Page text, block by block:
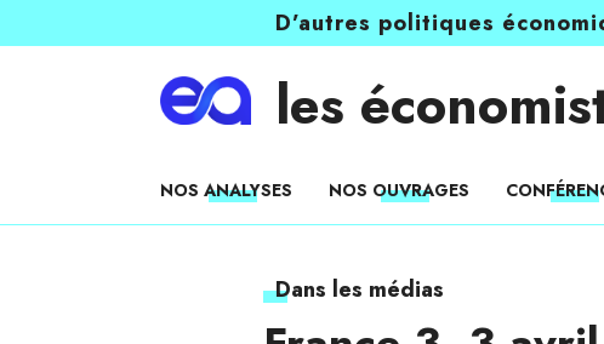
D’autres politiques
les
NOS ANALYSES NOS OUVRAGES
Dans les médias